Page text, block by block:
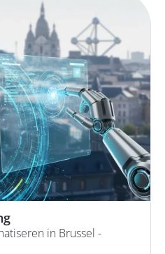
in Brussel -